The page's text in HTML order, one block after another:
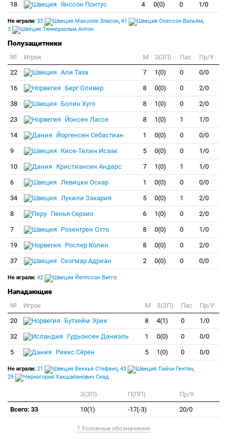
18 Янссон Понтус 4 0(0) 0 1/0
Не играли: 33 Маколли Элисон, 41 Окессон Вильям,
3
Тиннерхольм Антон
Полузащитники
№ Игрок M З(ЗП) Пас
Пр/У
22
Али Таха 7 1(0) 0 0/0
16 Берг Оливер 8 0(0) 0 2/0
38 Болин Хуго 8 1(0) 0 2/0
23 Йонсен Лассе 8 1(0) 1 1/0
14 Йоргенсен Себастиан 1 0(0) 0 0/0
9 Кисе-Телин Исаак 5 0(0) 0 1/0
10 Кристиансен Андерс 7 1(0) 1 1/0
6 Левицки Оскар 1 0(0) 0 0/0
34 Лукили Закария 5 0(0) 1 2/0
8 Пенья Серхио 6 1(0) 0 2/0
7 Розенгрен Отто 8 0(0) 0 1/0
19 Рослер Колин 8 0(0) 0 2/0
37 Скогмар Адриан 2 0(0) 0 0/0
Не играли: 42 Йеппссон Вигго
Нападающие
№ Игрок M З(ЗП) Пас
Пр/У
20
Бутхейм Эрик 8 4(1) 0 1/0
32 Гудьонсен Даниэль 1 0(0) 0 0/0
5 Риекс Сёрен 5 1(0) 0 0/0
Не играли: 21 Веккья Стефано, 43 Лайчи Гентян,
29
Хакшабанович Сеад
З(ЗП) П(ПП)
Пр/У
Всего: 33
10(1) -17(-3) 20/0
? Условные обозначения